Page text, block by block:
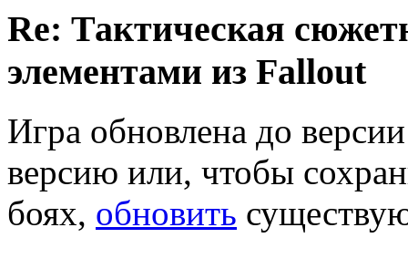
Re: Тактическая
элементами из Fallout
Игра обновлена до
версию или, чтобы
боях, обновить